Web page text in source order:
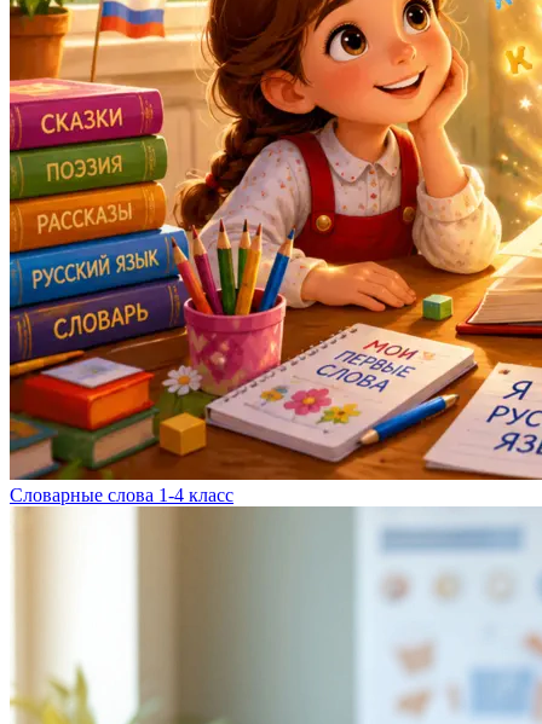
Словарные слова 1-4 класс